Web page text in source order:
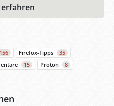
156 Firefox-Tipps
35
15 Proton
8